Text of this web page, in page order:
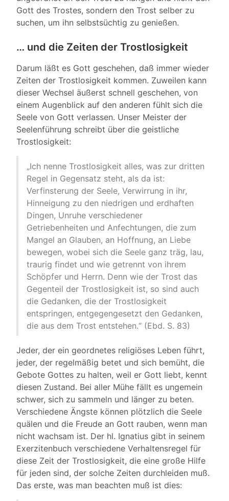
Gott des Trostes, sondern den Trost selber zu
suchen, um ihn selbstsüchtig zu genießen.
… und die Zeiten der Trostlosigkeit
Darum läßt es Gott geschehen, daß immer wieder
Zeiten der Trostlosigkeit kommen. Zuweilen kann
dieser Wechsel äußerst schnell geschehen, von
einem Augenblick auf den anderen fühlt sich die
Seele von Gott verlassen. Unser Meister der
Seelenführung schreibt über die geistliche
Trostlosigkeit:
„Ich nenne Trostlosigkeit alles, was zur dritten
Regel in Gegensatz steht, als da ist:
Verfinsterung der Seele, Verwirrung in ihr,
Hinneigung zu den niedrigen und erdhaften
Dingen, Unruhe verschiedener
Getriebenheiten und Anfechtungen, die zum
Mangel an Glauben, an Hoffnung, an Liebe
bewegen, wobei sich die Seele ganz träg, lau,
traurig findet und wie getrennt von ihrem
Schöpfer und Herrn. Denn wie der Trost das
Gegenteil der Trostlosigkeit ist, so sind auch
die Gedanken, die der Trostlosigkeit
entspringen, entgegengesetzt den Gedanken,
die aus dem Trost entstehen.“ (Ebd. S. 83)
Jeder, der ein geordnetes religiöses Leben führt,
jeder, der regelmäßig betet und sich bemüht, die
Gebote Gottes zu halten, weil er Gott liebt, kennt
diesen Zustand. Bei aller Mühe fällt es ungemein
schwer, sich zu sammeln und länger zu beten.
Verschiedene Ängste können plötzlich die Seele
quälen und die Freude an Gott rauben, wenn man
nicht wachsam ist. Der hl. Ignatius gibt in seinem
Exerzitenbuch verschiedene Verhaltensregel für
diese Zeit der Trostlosigkeit, die eine große Hilfe
für jeden sind, der solche Zeiten durchleiden muß.
Das erste, was man beachten muß ist dies: